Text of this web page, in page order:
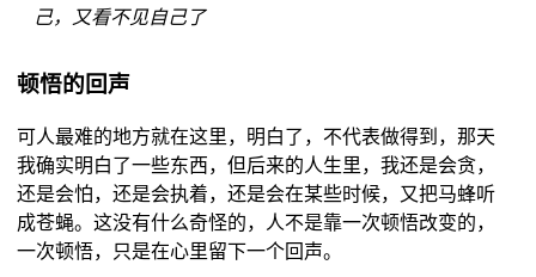
己，又看不见自己了
顿悟的回声
可人最难的地方就在这里，明白了，不代表做得到，那天
我确实明白了一些东西，但后来的人生里，我还是会贪，
还是会怕，还是会执着，还是会在某些时候，又把马蜂听
成苍蝇。这没有什么奇怪的，人不是靠一次顿悟改变的，
一次顿悟，只是在心里留下一个回声。